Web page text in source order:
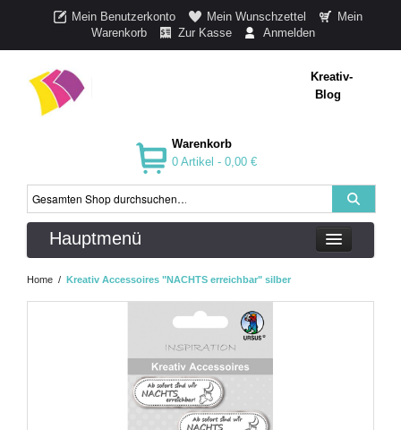
Mein Benutzerkonto Mein Wunschzettel
Mein
Warenkorb
Zur Kasse Anmelden
Kreativ-
Blog
Warenkorb
0 Artikel - 0,00 €
Hauptmenü
Home / Kreativ Accessoires "NACHTS erreichbar" silber